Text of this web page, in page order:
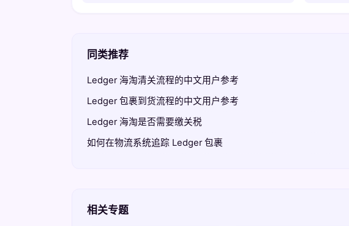
同类推荐
Ledger 海淘清关流程的中文用户参考
Ledger 包裹到货流程的中文用户参考
Ledger 海淘是否需要缴关税
如何在物流系统追踪 Ledger 包裹
相关专题